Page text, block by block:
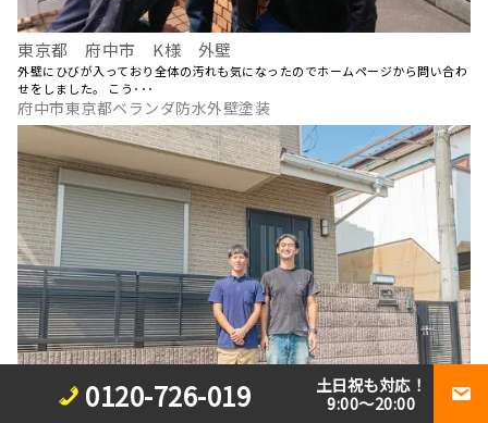
東京都 府中市 K様 外壁
外壁にひびが入っており全体の汚れも気になったのでホームページから問い合わ
せをしました。 こう･･･
府中市東京都ベランダ防水外壁塗装
0120-726-019
土日祝も対応！
9:00～20:00